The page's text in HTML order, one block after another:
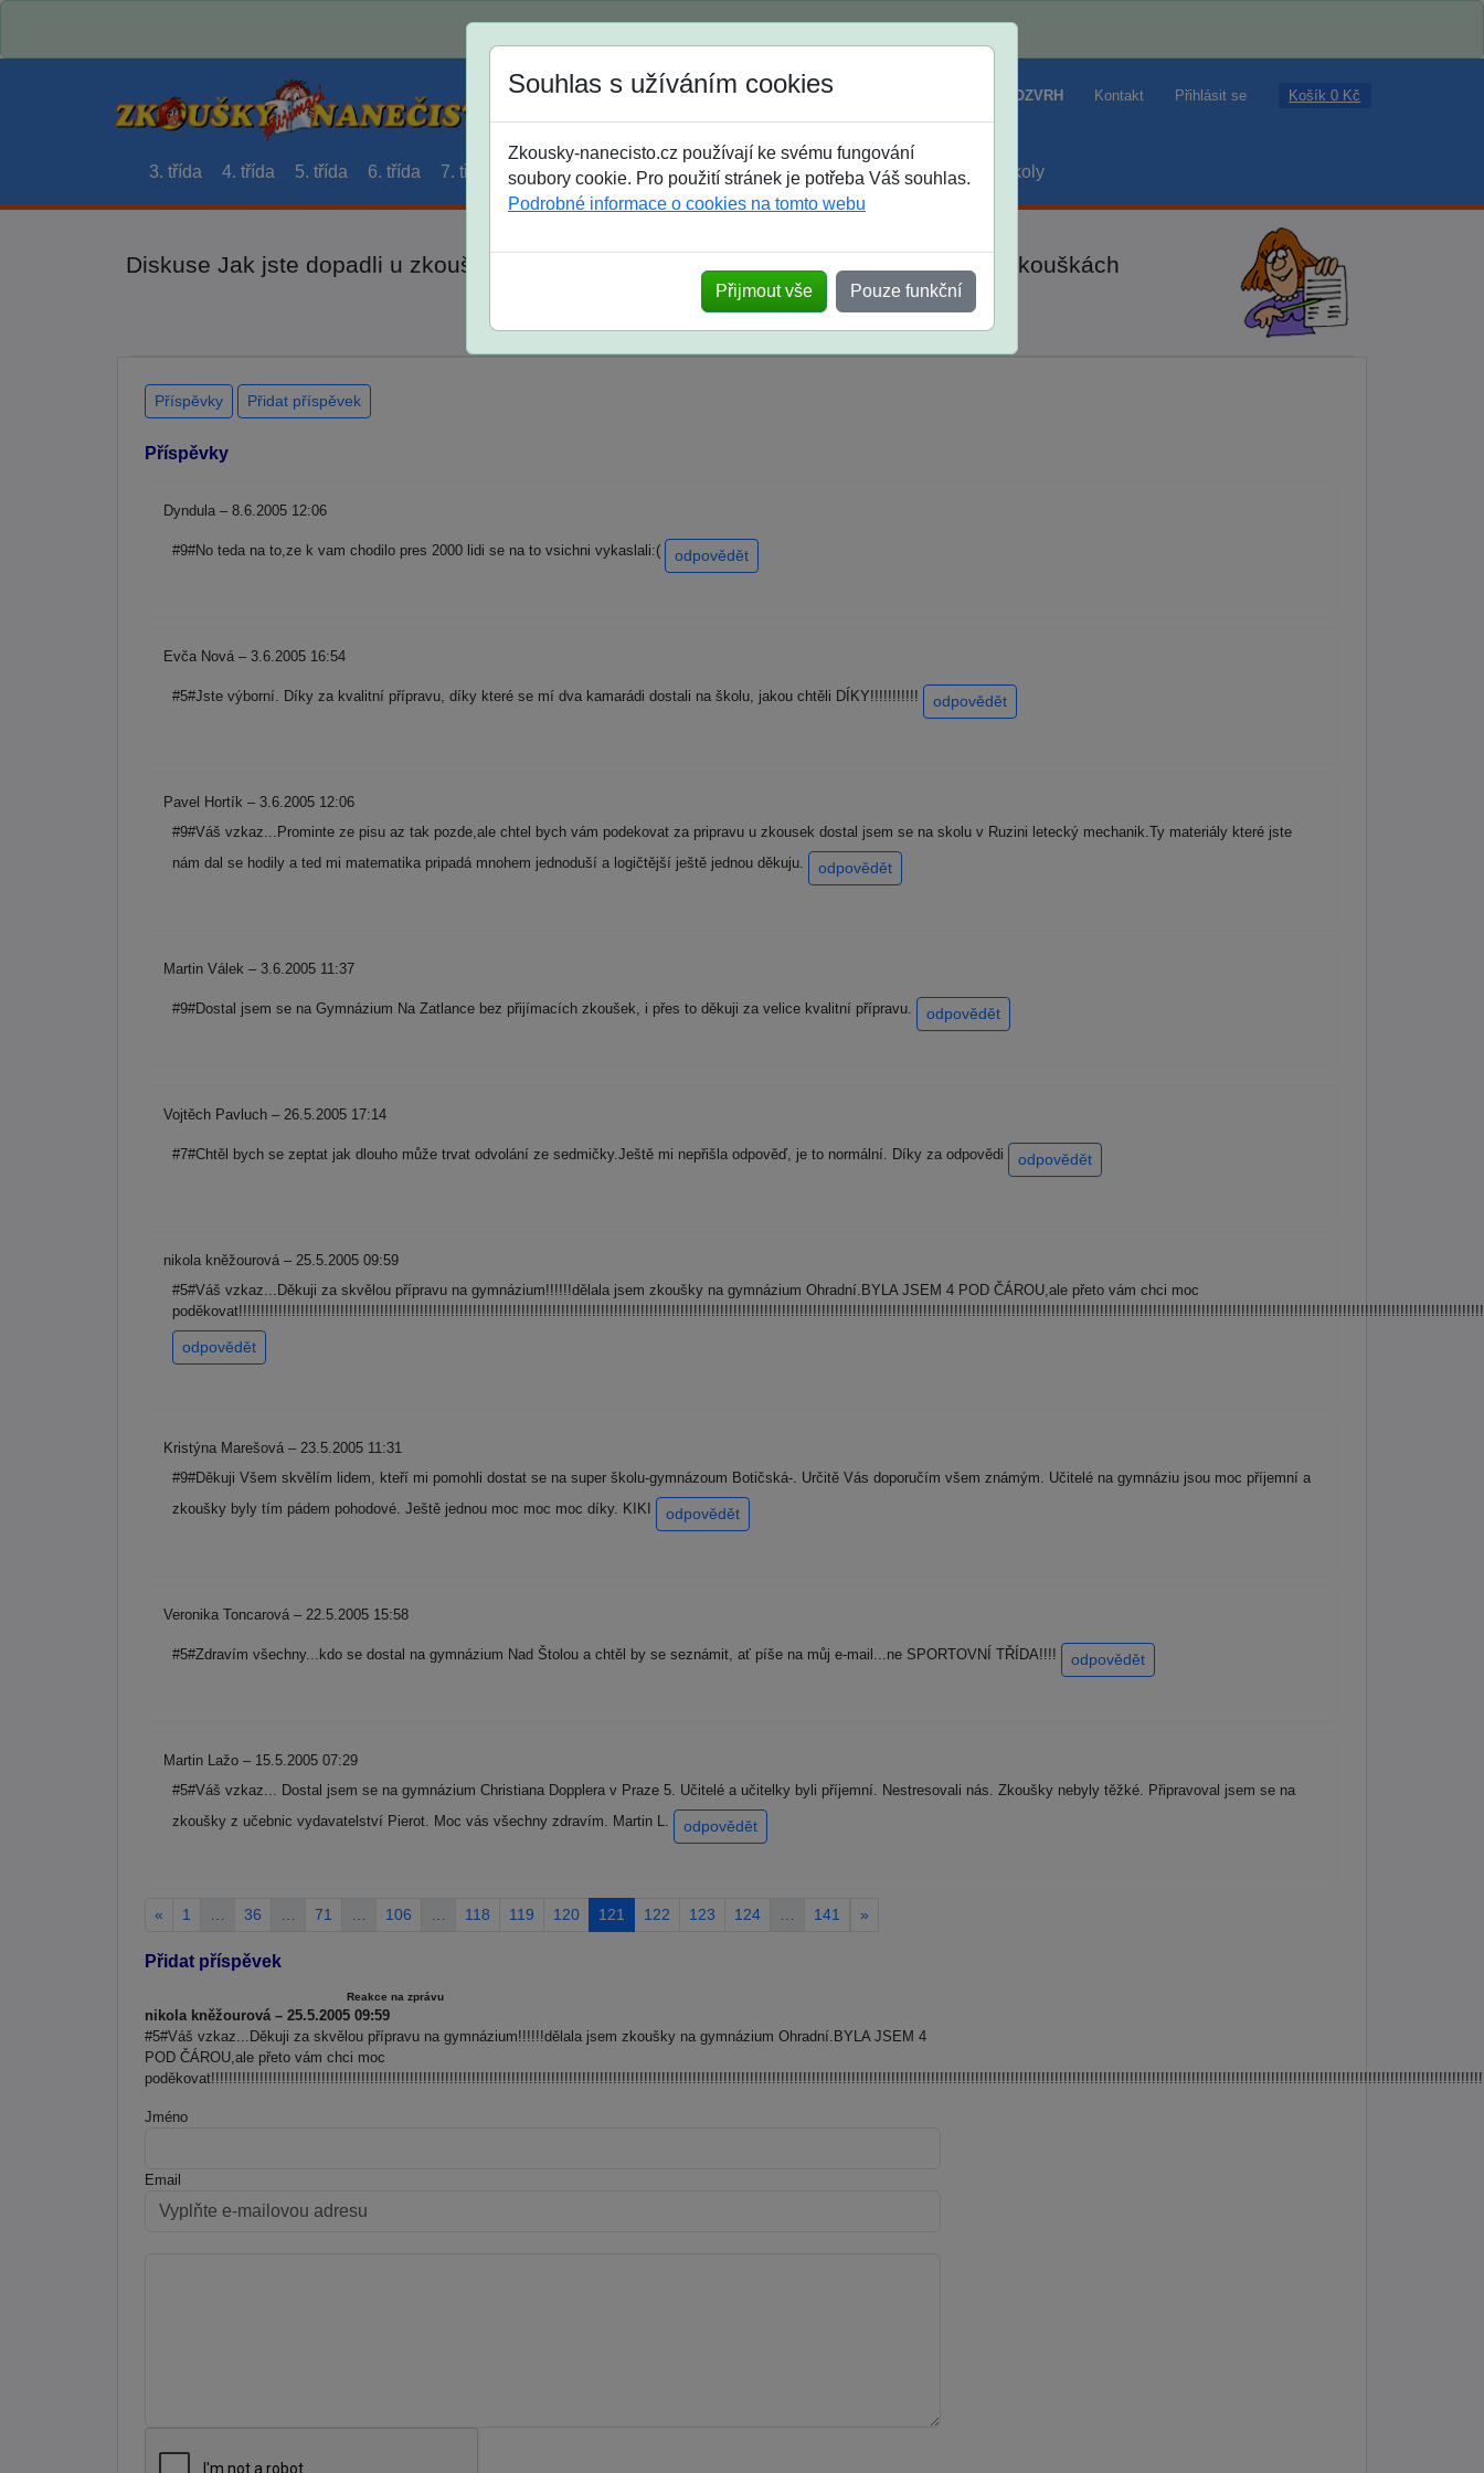
Jak si vybrat ROZVRH Kontakt Přihlásit se Košík 0 Kč
3. třída 4. třída 5. třída 6. třída 7. třída 8. třída 9. třída střední maturanti soutěže prázdniny školy
Diskuse Jak jste dopadli u zkoušek na SŠ? Vaše ohlasy po skutečných přijímacích zkouškách
Souhlas s užíváním cookies
Zkousky-nanecisto.cz používají ke svému fungování
soubory cookie. Pro použití stránek je potřeba Váš souhlas.
Podrobné informace o cookies na tomto webu
Přijmout vše Pouze funkční
Příspěvky Přidat příspěvek
Příspěvky
Dyndula – 8.6.2005 12:06
#9#No teda na to,ze k vam chodilo pres 2000 lidi se na to vsichni vykaslali:( odpovědět
Evča Nová – 3.6.2005 16:54
#5#Jste výborní. Díky za kvalitní přípravu, díky které se mí dva kamarádi dostali na školu, jakou chtěli DÍKY!!!!!!!!!!! odpovědět
Pavel Hortík – 3.6.2005 12:06
#9#Váš vzkaz...Prominte ze pisu az tak pozde,ale chtel bych vám podekovat za pripravu u zkousek dostal jsem se na skolu v Ruzini letecký mechanik.Ty materiály které jste
nám dal se hodily a ted mi matematika pripadá mnohem jednoduší a logičtější ještě jednou děkuju.
odpovědět
Martin Válek – 3.6.2005 11:37
#9#Dostal jsem se na Gymnázium Na Zatlance bez přijímacích zkoušek, i přes to děkuji za velice kvalitní přípravu. odpovědět
Vojtěch Pavluch – 26.5.2005 17:14
#7#Chtěl bych se zeptat jak dlouho může trvat odvolání ze sedmičky.Ještě mi nepřišla odpověď, je to normální. Díky za odpovědi odpovědět
nikola kněžourová – 25.5.2005 09:59
#5#Váš vzkaz...Děkuji za skvělou přípravu na gymnázium!!!!!!dělala jsem zkoušky na gymnázium Ohradní.BYLA JSEM 4 POD ČÁROU,ale přeto vám chci moc
odpovědět
Kristýna Marešová – 23.5.2005 11:31
#9#Děkuji Všem skvělím lidem, kteří mi pomohli dostat se na super školu-gymnázoum Botičská-. Určitě Vás doporučím všem známým. Učitelé na gymnáziu jsou moc příjemní a
zkoušky byly tím pádem pohodové. Ještě jednou moc moc moc díky. KIKI
odpovědět
Veronika Toncarová – 22.5.2005 15:58
#5#Zdravím všechny...kdo se dostal na gymnázium Nad Štolou a chtěl by se seznámit, ať píše na můj e-mail...ne SPORTOVNÍ TŘÍDA!!!! odpovědět
Martin Lažo – 15.5.2005 07:29
#5#Váš vzkaz... Dostal jsem se na gymnázium Christiana Dopplera v Praze 5. Učitelé a učitelky byli příjemní. Nestresovali nás. Zkoušky nebyly těžké. Připravoval jsem se na
zkoušky z učebnic vydavatelství Pierot. Moc vás všechny zdravím. Martin L.
odpovědět
« 1 36 71 106 118 119 120 121 122 123 124 141 »
Přidat příspěvek
Reakce na zprávu
nikola kněžourová – 25.5.2005 09:59
#5#Váš vzkaz...Děkuji za skvělou přípravu na gymnázium!!!!!!dělala jsem zkoušky na gymnázium Ohradní.BYLA JSEM 4
POD ČÁROU,ale přeto vám chci moc
Jméno
Email